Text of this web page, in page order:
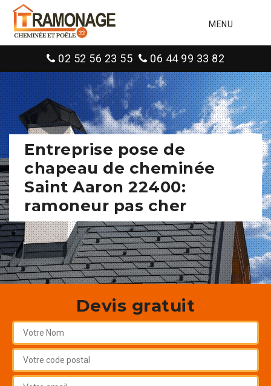
MENU
02 52 56 23 55 06 44 99 33 82
Entreprise pose de
chapeau de cheminée
Saint Aaron 22400:
ramoneur pas cher
Devis gratuit